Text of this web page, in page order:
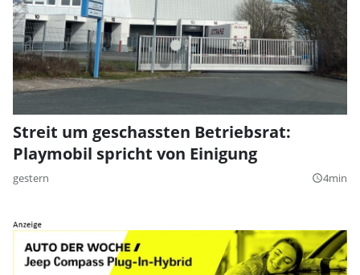
Streit um geschassten Betriebsrat:
Playmobil spricht von Einigung
gestern query_builder4min